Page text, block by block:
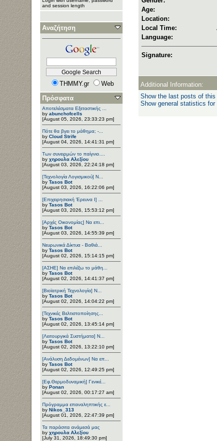
and session length
Αναζήτηση
THMMY.gr
Web
Πρόσφατα
Αποτελέσματα Εξεταστικής ...
by abunchofcells
[August 05, 2026, 23:33:23 pm]
Πότε θα βγει το μάθημα; -...
by Cloud Strife
[August 04, 2026, 14:41:31 pm]
Των συνειρμών το παίγνιο....
by χηρουλα Αλεξίου
[August 03, 2026, 22:24:18 pm]
[Τεχνολογία Λογισμικού] Ν...
by Tasos Bot
[August 03, 2026, 16:22:06 pm]
[Επιχειρησιακή Έρευνα Ι] ...
by Tasos Bot
[August 03, 2026, 15:53:12 pm]
[Αρχές Οικονομίας] Να επι...
by Tasos Bot
[August 03, 2026, 14:55:39 pm]
Νευρωνικά Δίκτυα - Βαθιά...
by Tasos Bot
[August 02, 2026, 15:14:15 pm]
[ΑΣΗΕ] Να επιλέξω το μάθη...
by Tasos Bot
[August 02, 2026, 14:41:37 pm]
[Βιοϊατρική Τεχνολογία] Ν...
by Tasos Bot
[August 02, 2026, 14:04:22 pm]
[Τεχνικές Βελτιστοποίησης...
by Tasos Bot
[August 02, 2026, 13:45:14 pm]
[Λειτουργικά Συστήματα] Ν...
by Tasos Bot
[August 02, 2026, 13:22:10 pm]
[Ανάλυση Δεδομένων] Να επ...
by Tasos Bot
[August 02, 2026, 12:49:25 pm]
[Εφ.Θερμοδυναμική] Γενικέ...
by Ponan
[August 02, 2026, 00:17:27 am]
Πρόγραμμα επαναληπτικής ε...
by Nikos_313
[August 01, 2026, 22:47:39 pm]
Τα παράσιτα ανάμεσά μας
by χηρουλα Αλεξίου
[July 31, 2026, 18:49:30 pm]
Age:
Location:
Local Time:
Language:
Signature:
Additional Information:
Show the last posts of this
Show general statistics for